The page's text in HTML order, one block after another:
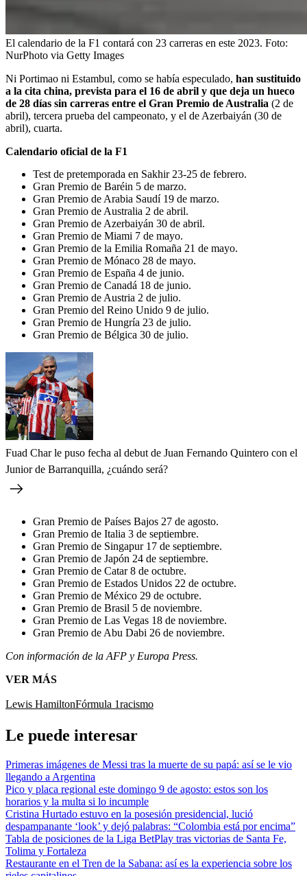
El calendario de la F1 contará con 23 carreras en este 2023. Foto:
NurPhoto via Getty Images
Ni Portimao ni Estambul, como se había especulado, han sustituido
a la cita china, prevista para el 16 de abril y que deja un hueco
de 28 días sin carreras entre el Gran Premio de Australia (2 de
abril), tercera prueba del campeonato, y el de Azerbaiyán (30 de
abril), cuarta.
Calendario oficial de la F1
Test de pretemporada en Sakhir 23-25 de febrero.
Gran Premio de Baréin 5 de marzo.
Gran Premio de Arabia Saudí 19 de marzo.
Gran Premio de Australia 2 de abril.
Gran Premio de Azerbaiyán 30 de abril.
Gran Premio de Miami 7 de mayo.
Gran Premio de la Emilia Romaña 21 de mayo.
Gran Premio de Mónaco 28 de mayo.
Gran Premio de España 4 de junio.
Gran Premio de Canadá 18 de junio.
Gran Premio de Austria 2 de julio.
Gran Premio del Reino Unido 9 de julio.
Gran Premio de Hungría 23 de julio.
Gran Premio de Bélgica 30 de julio.
Fuad Char le puso fecha al debut de Juan Fernando Quintero con el
Junior de Barranquilla, ¿cuándo será?
Gran Premio de Países Bajos 27 de agosto.
Gran Premio de Italia 3 de septiembre.
Gran Premio de Singapur 17 de septiembre.
Gran Premio de Japón 24 de septiembre.
Gran Premio de Catar 8 de octubre.
Gran Premio de Estados Unidos 22 de octubre.
Gran Premio de México 29 de octubre.
Gran Premio de Brasil 5 de noviembre.
Gran Premio de Las Vegas 18 de noviembre.
Gran Premio de Abu Dabi 26 de noviembre.
Con información de la AFP y Europa Press.
VER MÁS
Lewis HamiltonFórmula 1racismo
Le puede interesar
Primeras imágenes de Messi tras la muerte de su papá: así se le vio
llegando a Argentina
Pico y placa regional este domingo 9 de agosto: estos son los
horarios y la multa si lo incumple
Cristina Hurtado estuvo en la posesión presidencial, lució
despampanante ‘look’ y dejó palabras: “Colombia está por encima”
Tabla de posiciones de la Liga BetPlay tras victorias de Santa Fe,
Tolima y Fortaleza
Restaurante en el Tren de la Sabana: así es la experiencia sobre los